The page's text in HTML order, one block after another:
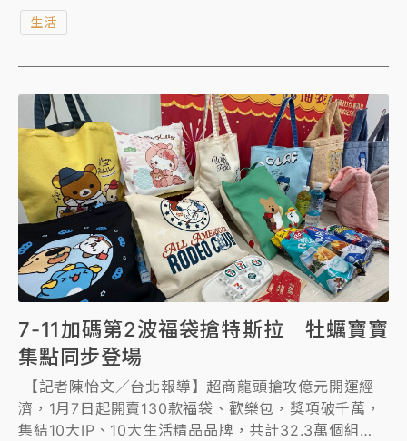
「蛤」？一度質疑「你該不會是詐騙吧」？隨後才透露
此次活動自去年底開跑以來，成功帶動超過10億元的龐
大消費商機。
生活
7-11加碼第2波福袋搶特斯拉 牡蠣寶寶
集點同步登場
【記者陳怡文／台北報導】超商龍頭搶攻億元開運經
濟，1月7日起開賣130款福袋、歡樂包，獎項破千萬，
集結10大IP、10大生活精品品牌，共計32.3萬個組